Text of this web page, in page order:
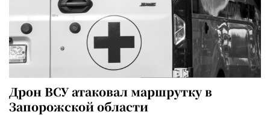
Дрон ВСУ атаковал маршрутку в
Запорожской области